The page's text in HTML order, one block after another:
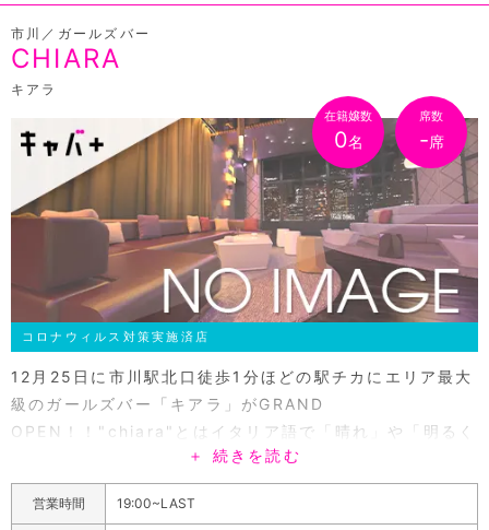
市川／ガールズバー
CHIARA
キアラ
在籍嬢数
0名
席数
-席
コロナウィルス対策実施済店
12月25日に市川駅北口徒歩1分ほどの駅チカにエリア最大
級のガールズバー「キアラ」がGRAND
OPEN！！"chiara"とはイタリア語で「晴れ」や「明るく
する」といった意味です。その名前の通り「キアラ」には
可愛くて明るいノリのいい女の子が揃っているので、盛り
上がりたい時はもちろん、気分が落ち込んでしまっている
＋ 続きを読む
営業時間 19:00~LAST